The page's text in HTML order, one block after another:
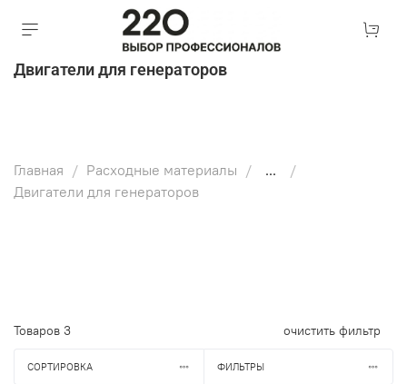
Двигатели для генераторов
Главная Расходные материалы
...
Двигатели для генераторов
Товаров 3 очистить фильтр
СОРТИРОВКА ФИЛЬТРЫ